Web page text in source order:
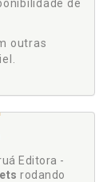
de
outras
Editora -
rodando